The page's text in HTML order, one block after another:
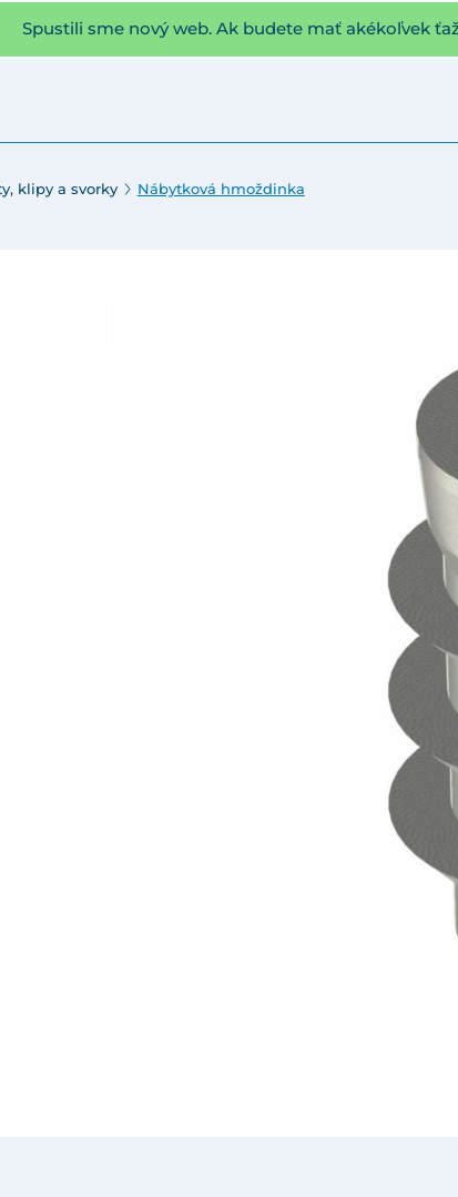
Spustili sme nový web. Ak budete mať akékoľvek
klipy a svorky Nábytková hmoždinka